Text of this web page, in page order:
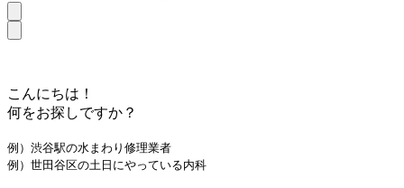
こんにちは！
何をお探しですか？
例）渋谷駅の水まわり修理業者
例）世田谷区の土日にやっている内科